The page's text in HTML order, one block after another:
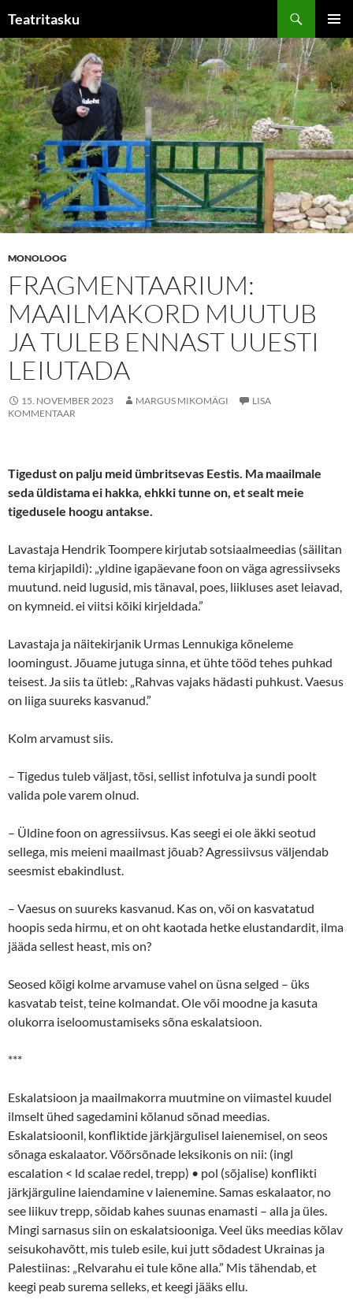
sisu
juurde
Teatritasku
MONOLOOG
FRAGMENTAARIUM:
MAAILMAKORD MUUTUB
JA TULEB ENNAST UUESTI
LEIUTADA
15. NOVEMBER 2023 MARGUS MIKOMÄGI
LISA
KOMMENTAAR
Tigedust on palju meid ümbritsevas Eestis. Ma maailmale
seda üldistama ei hakka, ehkki tunne on, et sealt meie
tigedusele hoogu antakse.
Lavastaja Hendrik Toompere kirjutab sotsiaalmeedias (säilitan
tema kirjapildi): „yldine igapäevane foon on väga agressiivseks
muutund. neid lugusid, mis tänaval, poes, liikluses aset leiavad,
on kymneid. ei viitsi kõiki kirjeldada.”
Lavastaja ja näitekirjanik Urmas Lennukiga kõneleme
loomingust. Jõuame jutuga sinna, et ühte tööd tehes puhkad
teisest. Ja siis ta ütleb: „Rahvas vajaks hädasti puhkust. Vaesus
on liiga suureks kasvanud.”
Kolm arvamust siis.
– Tigedus tuleb väljast, tõsi, sellist infotulva ja sundi poolt
valida pole varem olnud.
– Üldine foon on agressiivsus. Kas seegi ei ole äkki seotud
sellega, mis meieni maailmast jõuab? Agressiivsus väljendab
seesmist ebakindlust.
– Vaesus on suureks kasvanud. Kas on, või on kasvatatud
hoopis seda hirmu, et on oht kaotada hetke elustandardit, ilma
jääda sellest heast, mis on?
Seosed kõigi kolme arvamuse vahel on üsna selged – üks
kasvatab teist, teine kolmandat. Ole või moodne ja kasuta
olukorra iseloomustamiseks sõna eskalatsioon.
***
Eskalatsioon ja maailmakorra muutmine on viimastel kuudel
ilmselt ühed sagedamini kõlanud sõnad meedias.
Eskalatsioonil, konfliktide järkjärgulisel laienemisel, on seos
sõnaga eskalaator. Võõrsõnade leksikonis on nii: (ingl
escalation < ld scalae redel, trepp) • pol (sõjalise) konflikti
järkjärguline laiendamine v laienemine. Samas eskalaator, no
see liikuv trepp, sõidab kahes suunas enamasti – alla ja üles.
Mingi sarnasus siin on eskalatsiooniga. Veel üks meedias kõlav
seisukohavõtt, mis tuleb esile, kui jutt sõdadest Ukrainas ja
Palestiinas: „Relvarahu ei tule kõne alla.” Mis tähendab, et
keegi peab surema selleks, et keegi jääks ellu.